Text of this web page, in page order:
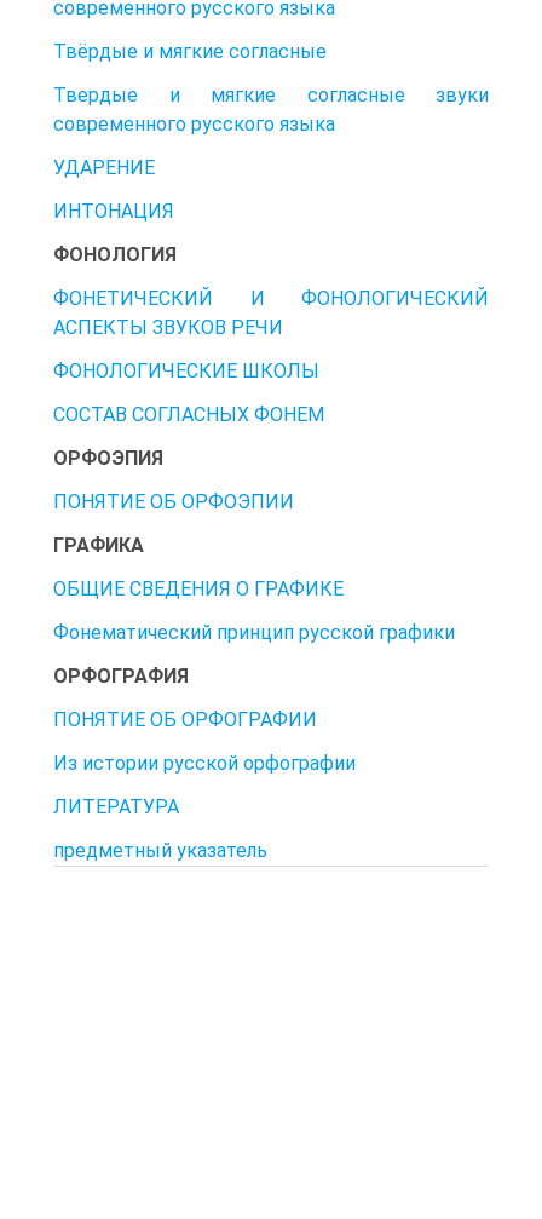
современного русского языка
Твёрдые и мягкие согласные
Твердые и мягкие согласные звуки
современного русского языка
УДАРЕНИЕ
ИНТОНАЦИЯ
ФОНОЛОГИЯ
ФОНЕТИЧЕСКИЙ И ФОНОЛОГИЧЕСКИЙ
АСПЕКТЫ ЗВУКОВ РЕЧИ
ФОНОЛОГИЧЕСКИЕ ШКОЛЫ
СОСТАВ СОГЛАСНЫХ ФОНЕМ
ОРФОЭПИЯ
ПОНЯТИЕ ОБ ОРФОЭПИИ
ГРАФИКА
ОБЩИЕ СВЕДЕНИЯ О ГРАФИКЕ
Фонематический принцип русской графики
ОРФОГРАФИЯ
ПОНЯТИЕ ОБ ОРФОГРАФИИ
Из истории русской орфографии
ЛИТЕРАТУРА
предметный указатель